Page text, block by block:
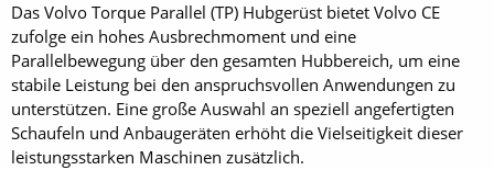
Das Volvo Torque Parallel (TP) Hubgerüst bietet Volvo CE
zufolge ein hohes Ausbrechmoment und eine
Parallelbewegung über den gesamten Hubbereich, um eine
stabile Leistung bei den anspruchsvollen Anwendungen zu
unterstützen. Eine große Auswahl an speziell angefertigten
Schaufeln und Anbaugeräten erhöht die Vielseitigkeit dieser
leistungsstarken Maschinen zusätzlich.